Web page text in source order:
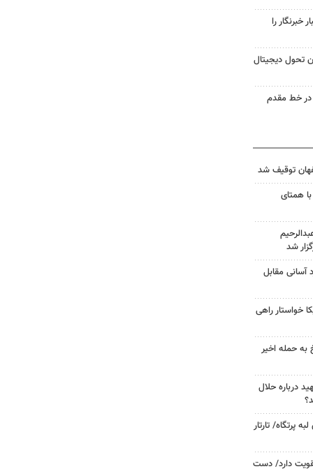
را
تحول دیجیتال
در خط مقدم
همتای
شد
آسانی مقابل
خواستار راهی
به حمله اخیر
درباره حلال
پرتگاه/ تارتار
دارد/ دست